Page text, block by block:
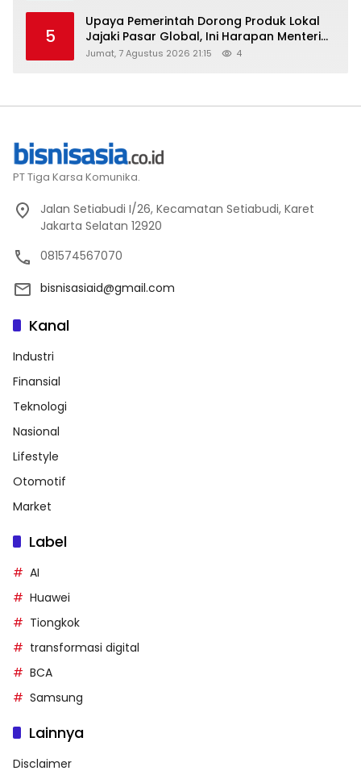
5
Upaya Pemerintah Dorong Produk Lokal
Jajaki Pasar Global, Ini Harapan Menteri
Perindustrian RI Lewat ILT dan IGT Expo
Jumat, 7 Agustus 2026 21:15 4
PT Tiga Karsa Komunika.
Jalan Setiabudi I/26, Kecamatan Setiabudi, Karet
Jakarta Selatan 12920
081574567070
bisnisasiaid@gmail.com
Kanal
Industri
Finansial
Teknologi
Nasional
Lifestyle
Otomotif
Market
Label
AI
Huawei
Tiongkok
transformasi digital
BCA
Samsung
Lainnya
Disclaimer